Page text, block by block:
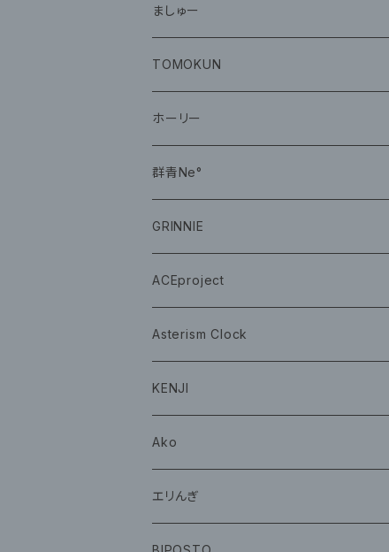
グッズ
CD
ましゅー
グッズ
TOMOKUN
CD
ホーリー
CD
群青Ne°
CD
グッズ
GRINNIE
グッズ
ACEproject
グッズ
CD
Asterism Clock
グッズ
KENJI
グッズ
Ako
グッズ
CD
エリんぎ
グッズ